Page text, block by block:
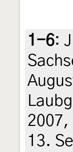
1-6:
2007,
13.